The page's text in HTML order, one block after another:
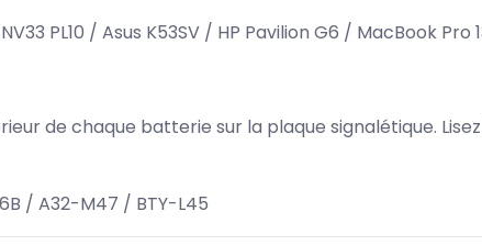
PL10 / Asus K53SV / HP Pavilion G6 / MacBook Pro
de chaque batterie sur la plaque signalétique.
/ A32-M47 / BTY-L45